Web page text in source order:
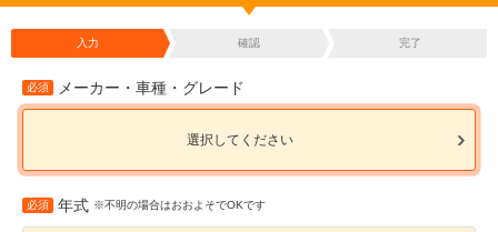
入力 確認 完了
必須 メーカー・車種・グレード
選択してください
必須 年式 ※不明の場合はおおよそでOKです